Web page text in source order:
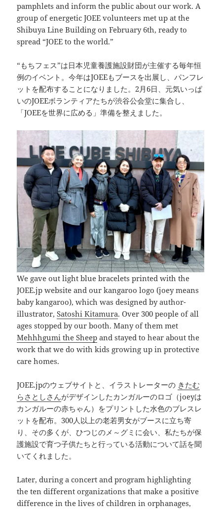
pamphlets and inform the public about our work. A
group of energetic JOEE volunteers met up at the
Shibuya Line Building on February 6th, ready to
spread “JOEE to the world.”
“もちフェス”は日本児童養護施設財団が主催する毎年恒
例のイベント。今年はJOEEもブースを出展し、パンフレ
ットを配布することになりました。2月6日、元気いっぱ
いのJOEEボランティアたちが渋谷公会堂に集合し、
「JOEEを世界に広める」準備を整えました。
We gave out light blue bracelets printed with the
JOEE.jp website and our kangaroo logo (joey means
baby kangaroo), which was designed by author-
illustrator,Satoshi Kitamura. Over 300 people of all
ages stopped by our booth. Many of them met
Mehhhgumi the Sheep and stayed to hear about the
work that we do with kids growing up in protective
care homes.
JOEE.jpのウェブサイトと、イラストレーターの きたむ
らさとしさんがデザインしたカンガルーのロゴ（joeyは
カンガルーの赤ちゃん）をプリントした水色のブレスレ
ットを配布。300人以上の老若男女がブースに立ち寄
り、その多くが、ひつじのメ～グミに会い、私たちが保
護施設で育つ子供たちと行っている活動について話を聞
いてくれました。
Later, during a concert and program highlighting
the ten different organizations that make a positive
difference in the lives of children in orphanages,